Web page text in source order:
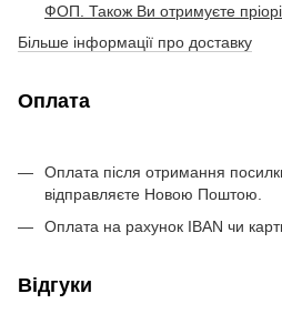
ФОП. Також Ви отримуєте
Більше інформації про доставку
Оплата
Оплата після отримання
відправляєте Новою Поштою.
Оплата на рахунок IBAN чи
Відгуки